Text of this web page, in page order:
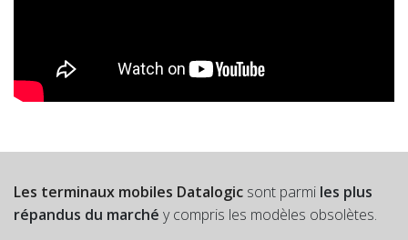
Les terminaux mobiles Datalogic sont parmi les plus
répandus du marché y compris les modèles obsolètes.